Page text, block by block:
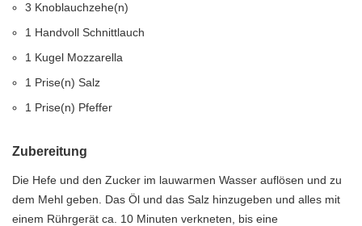
3 Knoblauchzehe(n)
1 Handvoll Schnittlauch
1 Kugel Mozzarella
1 Prise(n) Salz
1 Prise(n) Pfeffer
Zubereitung
Die Hefe und den Zucker im lauwarmen Wasser auflösen und zu
dem Mehl geben. Das Öl und das Salz hinzugeben und alles mit
einem Rührgerät ca. 10 Minuten verkneten, bis eine